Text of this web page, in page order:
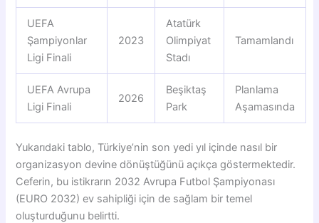
UEFA
Şampiyonlar
Ligi Finali
2023
Atatürk
Olimpiyat
Stadı
Tamamlandı
UEFA Avrupa
Ligi Finali
2026
Beşiktaş
Park
Planlama
Aşamasında
Yukarıdaki tablo, Türkiye’nin son yedi yıl içinde nasıl bir
organizasyon devine dönüştüğünü açıkça göstermektedir.
Ceferin, bu istikrarın 2032 Avrupa Futbol Şampiyonası
(EURO 2032) ev sahipliği için de sağlam bir temel
oluşturduğunu belirtti.